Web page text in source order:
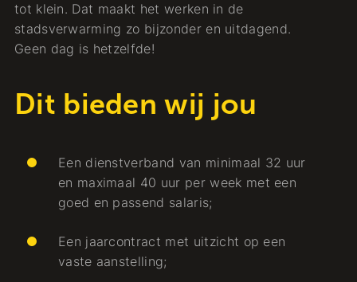
tot klein. Dat maakt het werken in de
stadsverwarming zo bijzonder en uitdagend.
Geen dag is hetzelfde!
Dit bieden wij jou
Een dienstverband van minimaal 32 uur
en maximaal 40 uur per week met een
goed en passend salaris;
Een jaarcontract met uitzicht op een
vaste aanstelling;